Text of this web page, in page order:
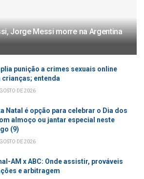
Jorge Messi morre na Argentina
punição a crimes sexuais online
crianças; entenda
DE 2026
Natal é opção para celebrar o Dia dos
almoço ou jantar especial neste
(9)
DE 2026
AM x ABC: Onde assistir, prováveis
e arbitragem